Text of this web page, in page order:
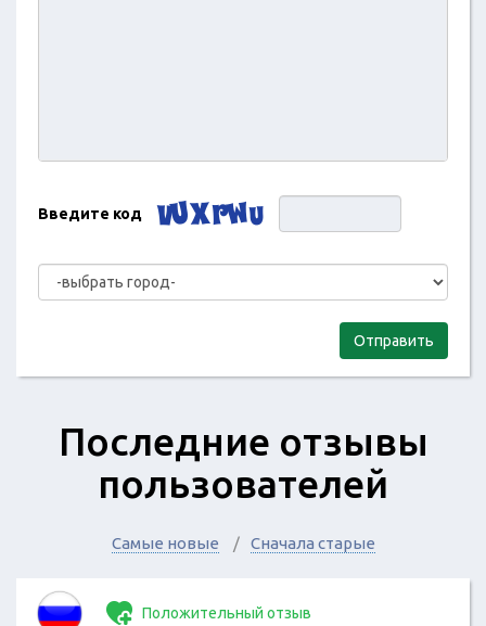
Введите код
Отправить
Последние отзывы
пользователей
Самые новые Сначала старые
Положительный отзыв